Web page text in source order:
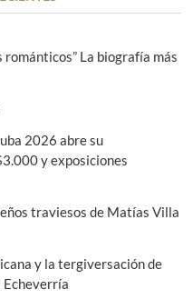
románticos” La biografía más
2026 abre su
y exposiciones
traviesos de Matías Villa
y la tergiversación de
Echeverría